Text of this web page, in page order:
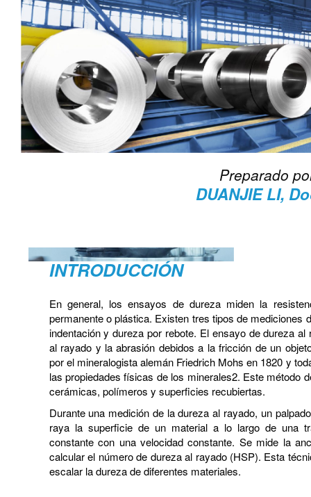
Preparado
DUANJIE LI,
INTRODUCCIÓN
En general, los ensayos de dureza miden la
permanente o plástica. Existen tres tipos de mediciones
indentación y dureza por rebote. El ensayo de dureza
al rayado y la abrasión debidos a la fricción de un
por el mineralogista alemán Friedrich Mohs en 1820 y
las propiedades físicas de los minerales2. Este método
cerámicas, polímeros y superficies recubiertas.
Durante una medición de la dureza al rayado, un
raya la superficie de un material a lo largo de una
constante con una velocidad constante. Se mide la
calcular el número de dureza al rayado (HSP). Esta
escalar la dureza de diferentes materiales.